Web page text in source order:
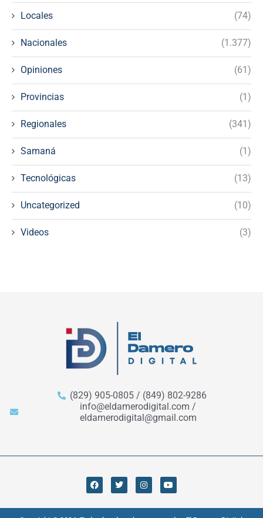
Locales (74)
Nacionales (1.377)
Opiniones (61)
Provincias (1)
Regionales (341)
Samaná (1)
Tecnológicas (13)
Uncategorized (10)
Videos (3)
(829) 905-0805 / (849) 802-9286
info@eldamerodigital.com /
eldamerodigital@gmail.com